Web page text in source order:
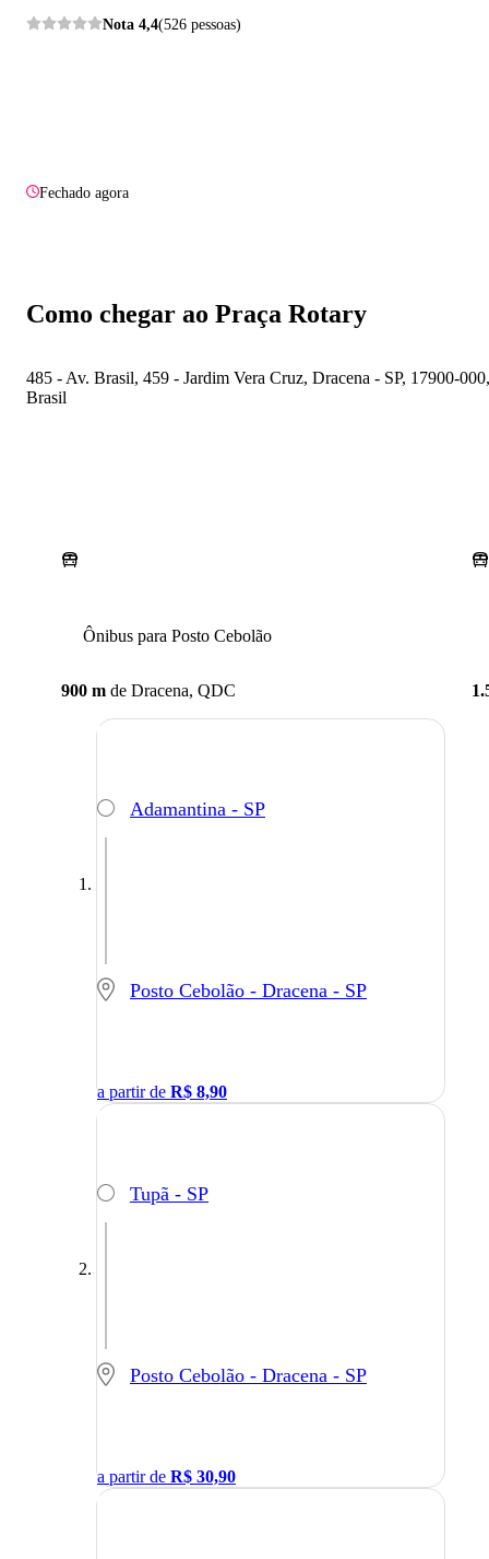
Nota 4,4(526 pessoas)
Fechado agora
Como chegar ao Praça Rotary
485 - Av. Brasil, 459 - Jardim Vera Cruz, Dracena - SP, 17900-000,
Brasil
Ônibus para Posto Cebolão
900 m de Dracena, QDC
Adamantina - SP
Posto Cebolão - Dracena - SP
a partir de R$ 8,90
Tupã - SP
Posto Cebolão - Dracena - SP
a partir de R$ 30,90